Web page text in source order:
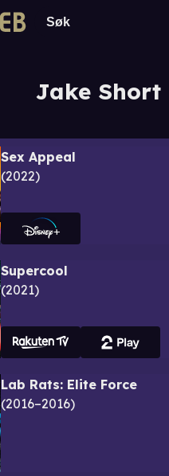
Jake Short
Sex Appeal
2022
Supercool
2021
Lab Rats: Elite Force
2016–2016